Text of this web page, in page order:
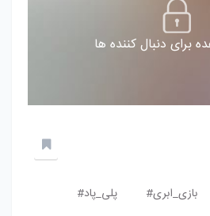
برای دنبال کننده ها
بازی_ابری# پلی_پاد#